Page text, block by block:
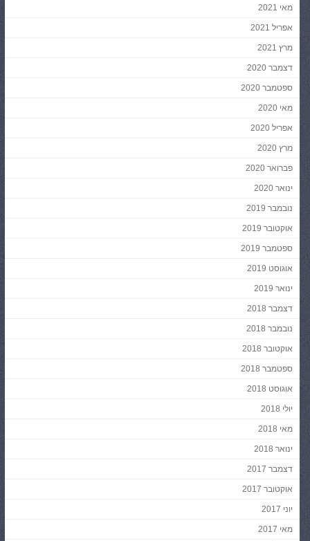
מאי 2021
אפריל 2021
מרץ 2021
דצמבר 2020
ספטמבר 2020
מאי 2020
אפריל 2020
מרץ 2020
פברואר 2020
ינואר 2020
נובמבר 2019
אוקטובר 2019
ספטמבר 2019
אוגוסט 2019
ינואר 2019
דצמבר 2018
נובמבר 2018
אוקטובר 2018
ספטמבר 2018
אוגוסט 2018
יולי 2018
מאי 2018
ינואר 2018
דצמבר 2017
אוקטובר 2017
יוני 2017
מאי 2017